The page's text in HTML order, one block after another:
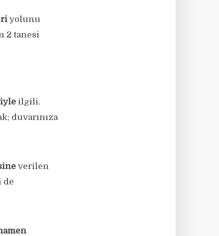
yolunu
2 tanesi
ilgili.
duvarınıza
verilen
de